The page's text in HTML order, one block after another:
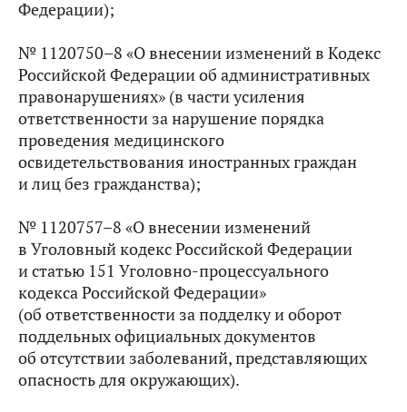
Федерации);
№ 1120750–8 «О внесении изменений в Кодекс
Российской Федерации об административных
правонарушениях» (в части усиления
ответственности за нарушение порядка
проведения медицинского
освидетельствования иностранных граждан
и лиц без гражданства);
№ 1120757–8 «О внесении изменений
в Уголовный кодекс Российской Федерации
и статью 151 Уголовно-процессуального
кодекса Российской Федерации»
(об ответственности за подделку и оборот
поддельных официальных документов
об отсутствии заболеваний, представляющих
опасность для окружающих).